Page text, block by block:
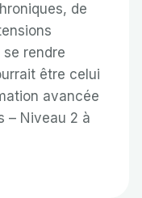
de
rendre
être celui
avancée
– Niveau 2 à